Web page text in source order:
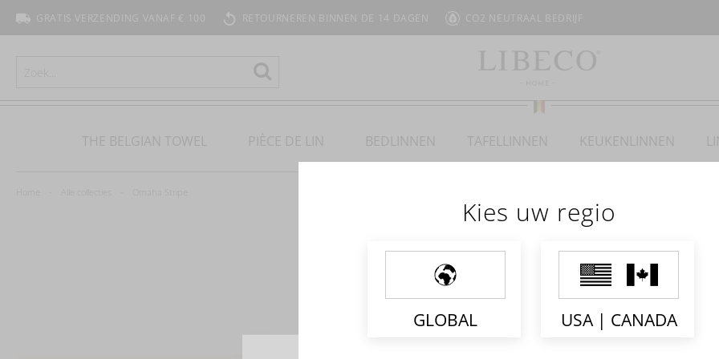
Kies uw regio
GLOBAL USA | CANADA
GRATIS VERZENDING VANAF € 100 RETOURNEREN BINNEN DE 14 DAGEN CO2 NEUTRAAL BEDRIJF
Zoeken
THE BELGIAN TOWEL PIÈCE DE LIN BEDLINNEN TAFELLINNEN KEUKENLINNEN
OMAHA STRIPE